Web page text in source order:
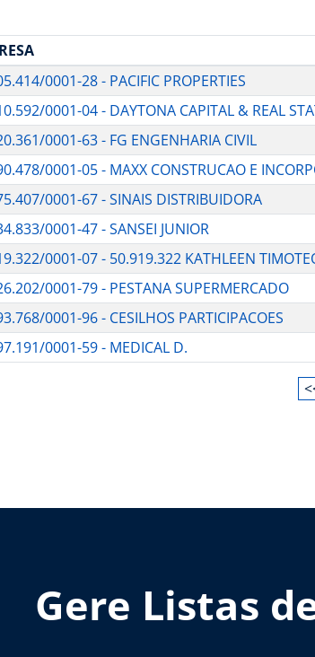
0001-28 - PACIFIC PROPERTIES
0001-04 - DAYTONA CAPITAL & REAL
0001-63 - FG ENGENHARIA CIVIL
0001-05 - MAXX CONSTRUCAO E
0001-67 - SINAIS DISTRIBUIDORA
0001-47 - SANSEI JUNIOR
0001-07 - 50.919.322 KATHLEEN
0001-79 - PESTANA SUPERMERCADO
0001-96 - CESILHOS PARTICIPACOES
0001-59 - MEDICAL D.
Gere Listas